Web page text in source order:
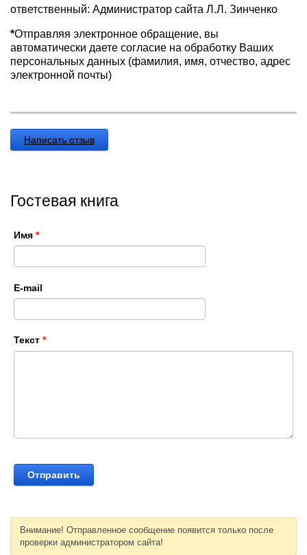
ответственный: Администратор сайта Л.Л. Зинченко
*Отправляя электронное обращение, вы
автоматически даете согласие на обработку Ваших
персональных данных (фамилия, имя, отчество, адрес
электронной почты)
Написать отзыв
Гостевая книга
Имя*
E-mail
Текст*
Внимание! Отправленное сообщение появится только после
проверки администратором сайта!